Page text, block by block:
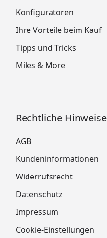
Konfiguratoren
Ihre Vorteile beim Kauf
Tipps und Tricks
Miles & More
Rechtliche Hinweise
AGB
Kundeninformationen
Widerrufsrecht
Datenschutz
Impressum
Cookie-Einstellungen